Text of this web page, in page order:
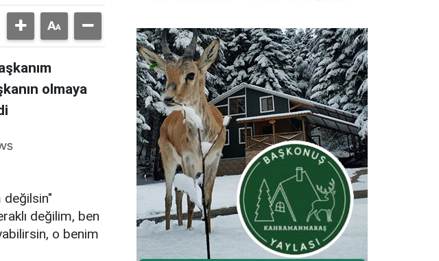
olmaya
değilsin"
değilim, ben
o benim